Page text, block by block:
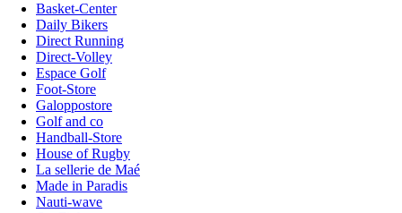
Basket-Center
Daily Bikers
Direct Running
Direct-Volley
Espace Golf
Foot-Store
Galoppostore
Golf and co
Handball-Store
House of Rugby
La sellerie de Maé
Made in Paradis
Nauti-wave